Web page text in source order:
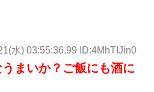
水) 03:55:36.99 ID:4MhTIJin0
まいか？ご飯にも酒に